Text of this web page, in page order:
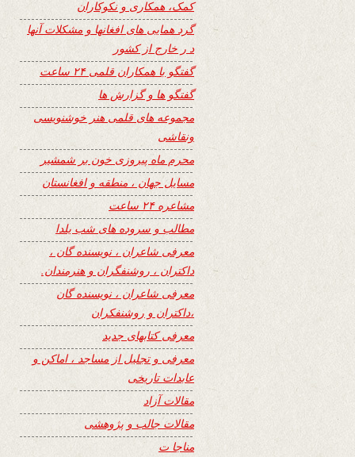
کمک، همکاری و نکوکاران
گرد همایی های افغانها و مشکلات آنها
د ر خارج از کشور
گفتگو با همکاران قلمی ۲۴ ساعت
گفتگو ها و گزارش ها
مجموعه های قلمی هنر خوشنویسی
ونقاشی
محرم ماه پیروزی خون بر شمشیر
مسایل جهان ، منطقه و افغانستان
مشاعره ۲۴ ساعت
مطالب و سروده های شب یلدا
معرفی شاعران ، نویسنده گان ،
داکتران ، روشنفگران و هنرمندان.
معرفی شاعران ، نویسنده گان
،داکتران و روشنفکران
معرفی کتابهای جدید
معرفی و تجلیل از مساجد ، اماکن و
عابدات تاریخی
مقالات آزاد
مقالات جالب و پژوهشی
مناجا ت